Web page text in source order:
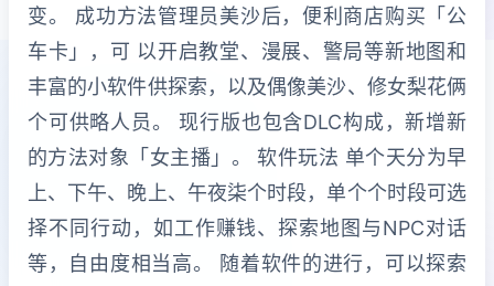
变。 成功方法管理员美沙后，便利商店购买「公
车卡」，可 以开启教堂、漫展、警局等新地图和
丰富的小软件供探索，以及偶像美沙、修女梨花俩
个可供略人员。 现行版也包含DLC构成，新增新
的方法对象「女主播」。 软件玩法 单个天分为早
上、下午、晚上、午夜柒个时段，单个个时段可选
择不同行动，如工作赚钱、探索地图与NPC对话
等，自由度相当高。 随着软件的进行，可以探索